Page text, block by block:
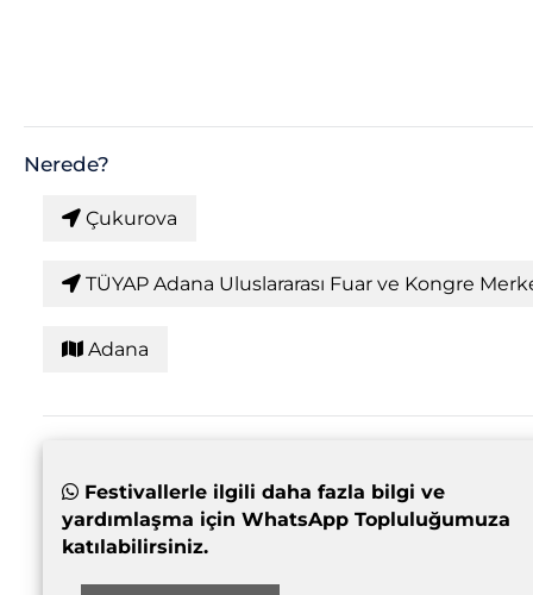
Nerede?
Çukurova
TÜYAP Adana Uluslararası Fuar ve Kongre
Adana
Festivallerle ilgili daha fazla bilgi ve
yardımlaşma için WhatsApp Topluluğumuza
katılabilirsiniz.